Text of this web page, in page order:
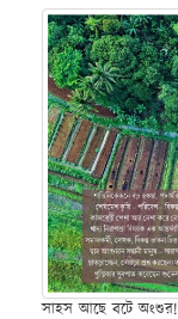
সাহস আছে বটে অংশুর!